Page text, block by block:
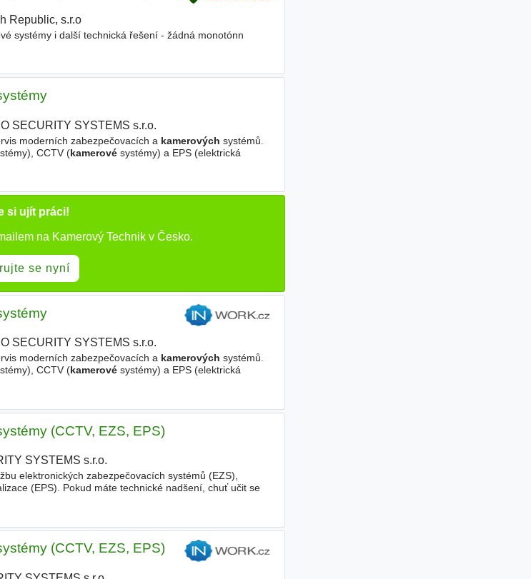
Republic, s.r.o|
systémy i další technická řešení - žádná monotónn
SECURITY SYSTEMS s.r.o.
moderních zabezpečovacích a kamerových systémů.
CCTV (kamerovésystémy) a EPS (elektrická
si ujít práci!
na Kamerový Technik v Česko.
se nyní
SECURITY SYSTEMS s.r.o.
moderních zabezpečovacích a kamerových systémů.
CCTV (kamerovésystémy) a EPS (elektrická
(CCTV, EZS, EPS)
SYSTEMS s.r.o.
elektronických zabezpečovacích systémů (EZS),
(EPS). Pokud máte technické nadšení, chuť učit se
(CCTV, EZS, EPS)